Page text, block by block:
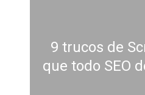
9 trucos de
que todo SEO